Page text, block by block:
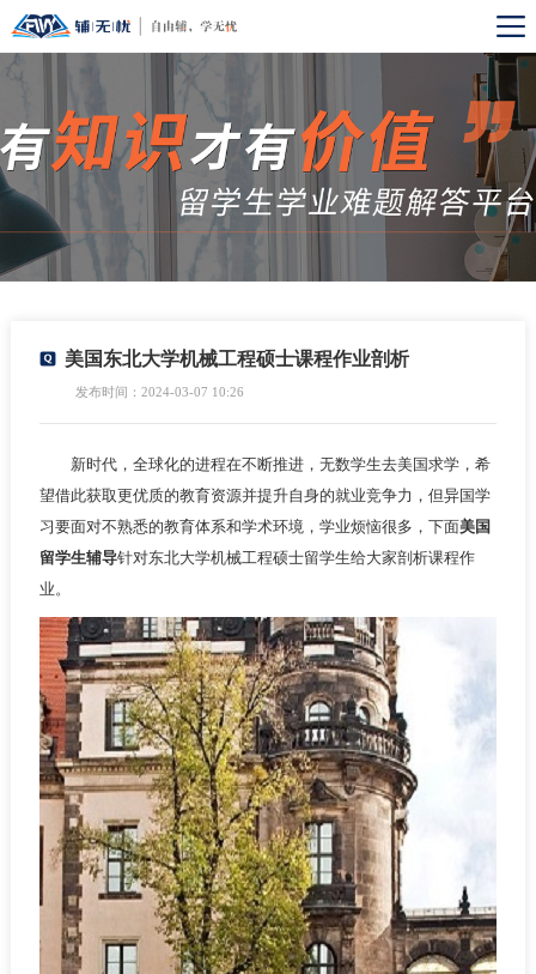
美国东北大学机械工程硕士课程作业剖析
发布时间：2024-03-07 10:26
新时代，全球化的进程在不断推进，无数学生去美国求学，希
望借此获取更优质的教育资源并提升自身的就业竞争力，但异国学
习要面对不熟悉的教育体系和学术环境，学业烦恼很多，下面美国
留学生辅导针对东北大学机械工程硕士留学生给大家剖析课程作
业。